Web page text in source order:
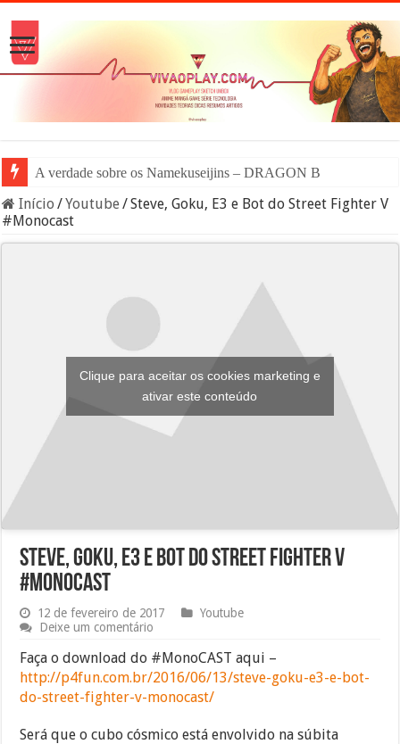
A verdade sobre os Namekuseijins – DRAGON BALL #News
Início /Youtube /Steve, Goku, E3 e Bot do Street Fighter V
#Monocast
Clique para aceitar os cookies marketing e
ativar este conteúdo
Steve, Goku, E3 e Bot do Street Fighter V
#Monocast
12 de fevereiro de 2017
Youtube
Deixe um comentário
Faça o download do #MonoCAST aqui –
http://p4fun.com.br/2016/06/13/steve-goku-e3-e-bot-
do-street-fighter-v-monocast/
Será que o cubo cósmico está envolvido na súbita